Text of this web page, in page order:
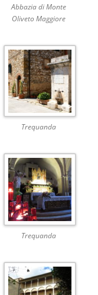
Abbazia di Monte
Oliveto Maggiore
Trequanda
Trequanda